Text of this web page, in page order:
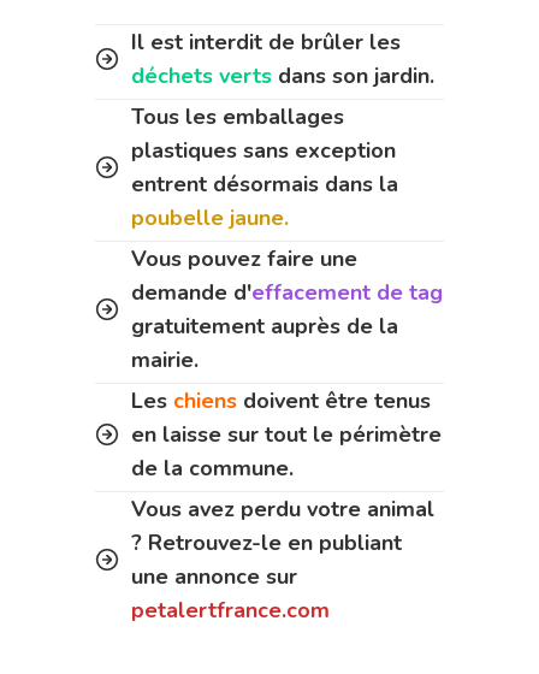
Il est interdit de brûler les
déchets verts dans son jardin.
Tous les emballages
plastiques sans exception
entrent désormais dans la
poubelle jaune.
Vous pouvez faire une
demande d'effacement de tag
gratuitement auprès de la
mairie.
Les chiens doivent être tenus
en laisse sur tout le périmètre
de la commune.
Vous avez perdu votre animal
? Retrouvez-le en publiant
une annonce sur
petalertfrance.com